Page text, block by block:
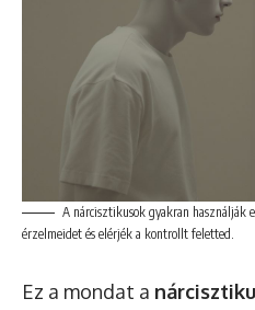
A nárcisztikusok gyakran használják
érzelmeidet és elérjék a kontrollt feletted.
Ez a mondat a